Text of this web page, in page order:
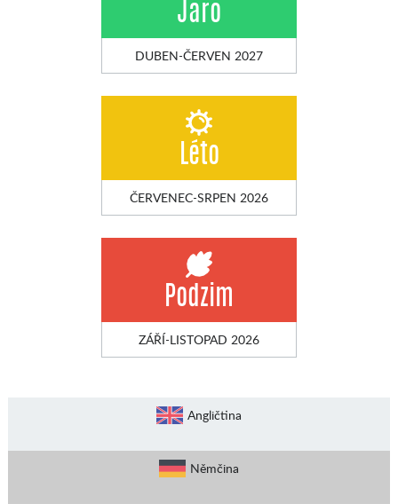
Jaro
DUBEN-ČERVEN 2027
Léto
ČERVENEC-SRPEN 2026
Podzim
ZÁŘÍ-LISTOPAD 2026
Angličtina
Němčina